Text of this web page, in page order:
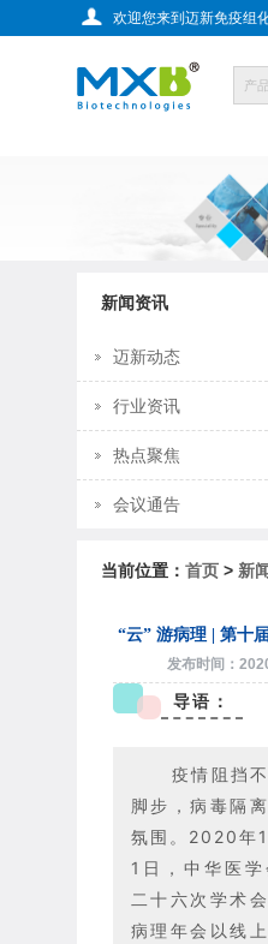
欢迎您来到迈新免疫组
新闻资讯
迈新动态
行业资讯
热点聚焦
会议通告
当前位置： 首页 > 新
“云” 游病理 | 第十
发布时间：
导语：
疫情阻挡
脚步，病毒隔
氛围。2020年
1日，中华医
二十六次学术
病理年会以线